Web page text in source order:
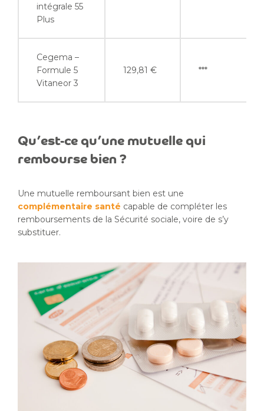
intégrale 55
Plus
Cegema –
Formule 5
Vitaneor 3
129,81 € ***
Qu’est-ce qu’une mutuelle qui
rembourse bien ?
Une mutuelle remboursant bien est une
complémentaire santé capable de compléter les
remboursements de la Sécurité sociale, voire de s’y
substituer.